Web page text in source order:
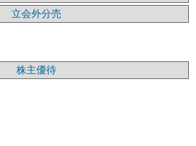
立会外分売
株主優待